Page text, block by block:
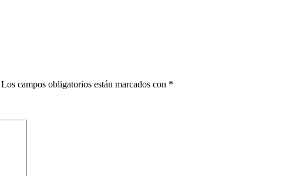
Los campos obligatorios están marcados con *